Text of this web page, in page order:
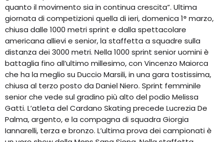
quanto il movimento sia in continua crescita”. Ultima
giornata di competizioni quella di ieri, domenica 1° marzo,
chiusa dalle 1000 metri sprint e dalla spettacolare
americana allievi e senior, la staffetta a squadre sulla
distanza dei 3000 metri. Nella 1000 sprint senior uomini è
battaglia fino all’ultimo millesimo, con Vincenzo Maiorca
che ha la meglio su Duccio Marsili, in una gara tostissima,
chiusa al terzo posto da Daniel Niero. Sprint femminile
senior che vede sul gradino più alto del podio Melissa
Gatti. L’atleta del Cardano Skating precede Lucrezia De
Palma, argento, e la compagna di squadra Giorgia
Iannarelli, terza e bronzo. L’ultima prova dei campionati è